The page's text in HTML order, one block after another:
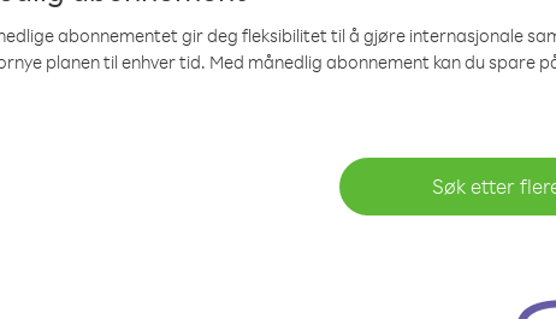
abonnementet gir deg fleksibilitet til å gjøre internasjonale
planen til enhver tid. Med månedlig abonnement kan du spare
Søk etter